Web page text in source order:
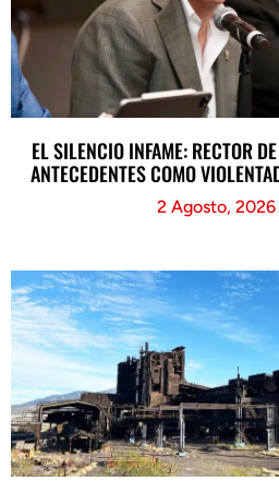
EL SILENCIO INFAME: RECTOR
ANTECEDENTES COMO
2 Agosto, 2026